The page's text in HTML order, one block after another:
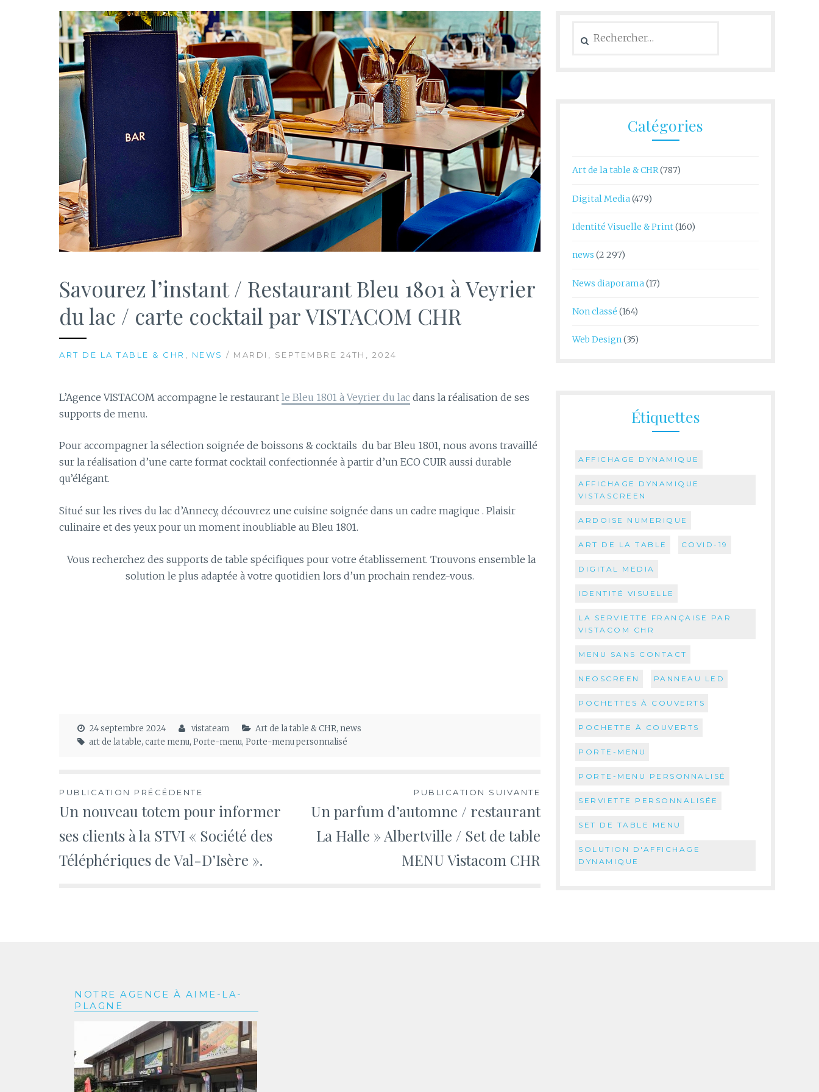
Savourez l’instant / Restaurant Bleu 1801 à Veyrier
du lac / carte cocktail par VISTACOM CHR
ART DE LA TABLE & CHR NEWS / MARDI, SEPTEMBRE 24TH, 2024
L’Agence VISTACOM accompagne le restaurant le Bleu 1801 à Veyrier du lac dans la réalisation de ses
supports de menu.
Pour accompagner la sélection soignée de boissons & cocktails du bar Bleu 1801, nous avons travaillé
sur la réalisation d’une carte format cocktail confectionnée à partir d’un ECO CUIR aussi durable
qu’élégant.
Situé sur les rives du lac d’Annecy, découvrez une cuisine soignée dans un cadre magique . Plaisir
culinaire et des yeux pour un moment inoubliable au Bleu 1801.
Vous recherchez des supports de table spécifiques pour votre établissement. Trouvons ensemble la
solution le plus adaptée à votre quotidien lors d’un prochain rendez-vous.
24 septembre 2024 vistateam Art de la table & CHR, news
art de la table, carte menu, Porte-menu, Porte-menu personnalisé
Navigation
de
l’article
PUBLICATION PRÉCÉDENTE
Un nouveau totem pour informer
ses clients à la STVI « Société des
Téléphériques de Val-D’Isère ».
PUBLICATION SUIVANTE
Un parfum d’automne / restaurant
La Halle » Albertville / Set de table
MENU Vistacom CHR
Catégories
Art de la table & CHR(787)
Digital Media (479)
Identité Visuelle & Print(160)
news (2 297)
News diaporama(17)
Non classé (164)
Web Design(35)
Étiquettes
AFFICHAGE DYNAMIQUE
AFFICHAGE DYNAMIQUE
VISTASCREEN
ARDOISE NUMERIQUE
ART DE LA TABLE COVID-19
DIGITAL MEDIA
IDENTITÉ VISUELLE
LA SERVIETTE FRANÇAISE PAR
VISTACOM CHR
MENU SANS CONTACT
NEOSCREEN PANNEAU LED
POCHETTES À COUVERTS
POCHETTE À COUVERTS
PORTE-MENU
PORTE-MENU PERSONNALISÉ
SERVIETTE PERSONNALISÉE
SET DE TABLE MENU
SOLUTION D'AFFICHAGE
DYNAMIQUE
NOTRE AGENCE À AIME-LA-
PLAGNE